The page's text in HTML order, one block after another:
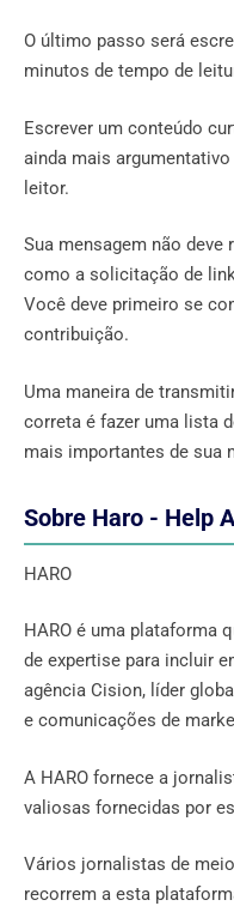
O último passo será
minutos de tempo de
Escrever um conteúdo
ainda mais
leitor.
Sua mensagem não
como a solicitação de
Você deve primeiro se
contribuição.
Uma maneira de
correta é fazer uma lista
mais importantes de sua
Sobre Haro - Help
HARO
HARO é uma plataforma
de expertise para incluir
agência Cision, líder
e comunicações de
A HARO fornece a
valiosas fornecidas por
Vários jornalistas de
recorrem a esta